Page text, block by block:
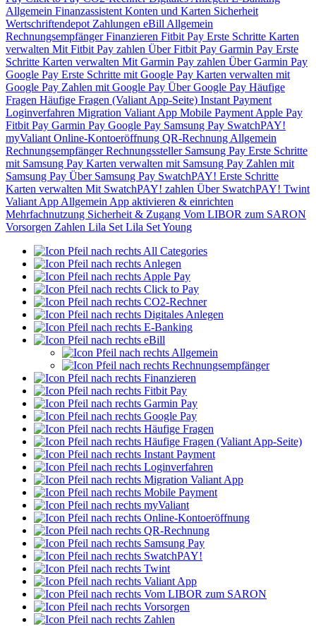
Allgemein Finanzassistent Konten und Karten Sicherheit
Wertschriftendepot Zahlungen eBill Allgemein
RechnungsempfängerFinanzieren Fitbit Pay Erste Schritte Karten
verwalten Mit Fitbit Pay zahlen Über Fitbit Pay Garmin Pay Erste
Schritte Karten verwalten Mit Garmin Pay zahlen Über Garmin Pay
Google Pay Erste Schritte mit Google Pay Karten verwalten mit
Google Pay Zahlen mit Google Pay Über Google Pay Häufige
Fragen Häufige Fragen (Valiant App-Seite) Instant Payment
Loginverfahren Migration Valiant App Mobile Payment Apple Pay
Fitbit Pay Garmin Pay Google Pay Samsung Pay SwatchPAY!
myValiant Online-Kontoeröffnung QR-Rechnung Allgemein
RechnungsempfängerRechnungssteller Samsung Pay Erste Schritte
mit Samsung Pay Karten verwalten mit Samsung Pay Zahlen mit
Samsung Pay Über Samsung Pay SwatchPAY! Erste Schritte
Karten verwalten Mit SwatchPAY! zahlen Über SwatchPAY! Twint
Valiant App Allgemein App aktivieren & einrichten
Mehrfachnutzung Sicherheit & Zugang Vom LIBOR zum SARON
Vorsorgen Zahlen Lila Set Lila Set Young
All Categories
Anlegen
Apple Pay
Click to Pay
CO2-Rechner
Digitales Anlegen
E-Banking
eBill
Allgemein
Rechnungsempfänger
Finanzieren
Fitbit Pay
Garmin Pay
Google Pay
Häufige Fragen
Häufige Fragen (Valiant App-Seite)
Instant Payment
Loginverfahren
Migration Valiant App
Mobile Payment
myValiant
Online-Kontoeröffnung
QR-Rechnung
Samsung Pay
SwatchPAY!
Twint
Valiant App
Vom LIBOR zum SARON
Vorsorgen
Zahlen